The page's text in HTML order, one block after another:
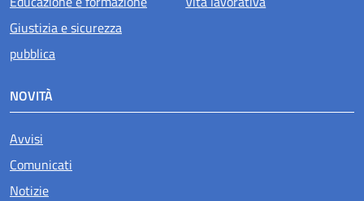
Giustizia e sicurezza
pubblica
NOVITÀ
Avvisi
Comunicati
Notizie